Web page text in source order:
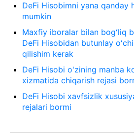
DeFi Hisobimni yana qanday
mumkin
Maxfiy iboralar bilan bogʻliq
DeFi Hisobidan butunlay
qilishim kerak
DeFi Hisobi o'zining manba
xizmatida chiqarish rejasi
DeFi Hisobi xavfsizlik
rejalari bormi